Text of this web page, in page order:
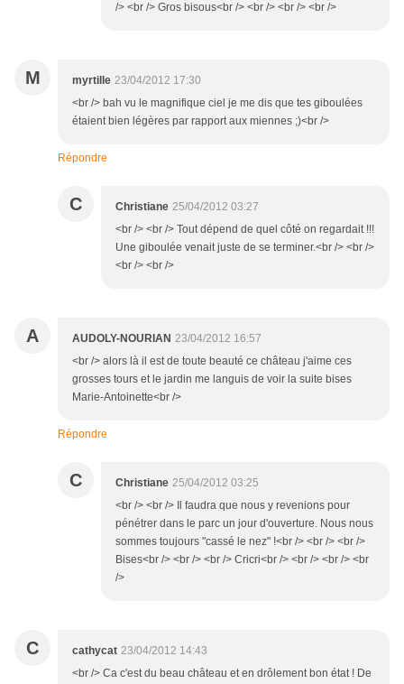
/> <br /> Gros bisous<br /> <br /> <br /> <br />
M myrtille 23/04/2012 17:30
<br /> bah vu le magnifique ciel je me dis que tes giboulées
étaient bien légères par rapport aux miennes ;)<br />
Répondre
C Christiane 25/04/2012 03:27
<br /> <br /> Tout dépend de quel côté on regardait !!!
Une giboulée venait juste de se terminer.<br /> <br />
<br /> <br />
A AUDOLY-NOURIAN 23/04/2012 16:57
<br /> alors là il est de toute beauté ce château j'aime ces
grosses tours et le jardin me languis de voir la suite bises
Marie-Antoinette<br />
Répondre
C Christiane 25/04/2012 03:25
<br /> <br /> Il faudra que nous y revenions pour
pénétrer dans le parc un jour d'ouverture. Nous nous
sommes toujours "cassé le nez" !<br /> <br /> <br />
Bises<br /> <br /> <br /> Cricri<br /> <br /> <br /> <br
/>
C cathycat 23/04/2012 14:43
<br /> Ca c'est du beau château et en drôlement bon état ! De